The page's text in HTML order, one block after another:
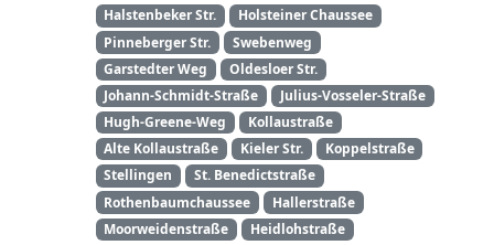
Halstenbeker Str.
Holsteiner Chaussee
Pinneberger Str.
Swebenweg
Garstedter Weg
Oldesloer Str.
Johann-Schmidt-Straße
Julius-Vosseler-Straße
Hugh-Greene-Weg
Kollaustraße
Alte Kollaustraße
Kieler Str.
Koppelstraße
Stellingen
St. Benedictstraße
Rothenbaumchaussee
Hallerstraße
Moorweidenstraße
Heidlohstraße